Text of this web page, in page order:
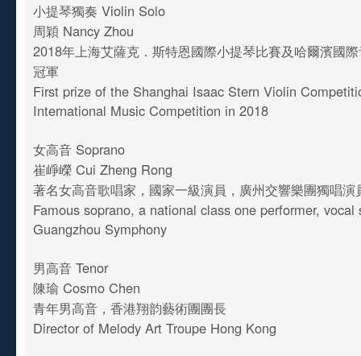
小提琴獨奏 Violin Solo
周穎 Nancy Zhou
2018年上海艾薩克．斯特恩國際小提琴比賽及哈爾濱國
冠軍
First prize of the Shanghai Isaac Stern Violin
International Music Competition in 2018
女高音 Soprano
崔崢嶸 Cui Zheng Rong
著名女高音歌唱家，國家一級演員，廣州交響樂團獨唱
Famous soprano, a national class one performer, vocal
Guangzhou Symphony
男高音 Tenor
陳瑜 Cosmo Chen
青年男高音，香港翔韵藝術團團長
Director of Melody Art Troupe Hong Kong